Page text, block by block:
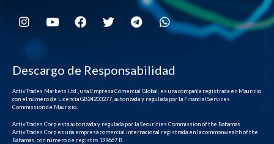
Descargo de Responsabilidad
ActivTrades Markets Ltd., una Empresa Comercial Global, es una compañía registrada en Mauricio
con el número de Licencia GB24203277, autorizada y regulada por la Financial Services
Commission de Mauricio.
ActivTrades Corp está autorizada y regulada por la Securities Commission of the Bahamas.
ActivTrades Corp es una empresa comercial internacional registrada en la commonwealth of the
Bahamas, con número de registro 199667 B.